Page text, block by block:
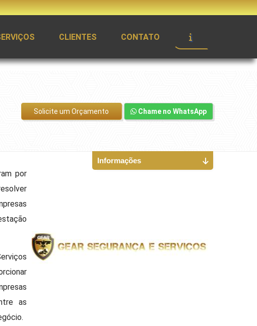
CLIENTES CONTATO
Solicite um Orçamento Chame no WhatsApp
por
as
Informações